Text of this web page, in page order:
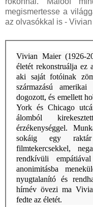
megismertesse a
az olvasókkal is -
Vivian Maier (1926-
életét rekonstruálja ez
aki saját fotóinak
származású
dogozott, és emellett
York és Chicago
álomból
érzékenységgel.
sokáig egy
filmtekercsekkel,
rendkívüli
anonimitásba
nyugtalanító és
hírnév övezi ma
fedte az életét.